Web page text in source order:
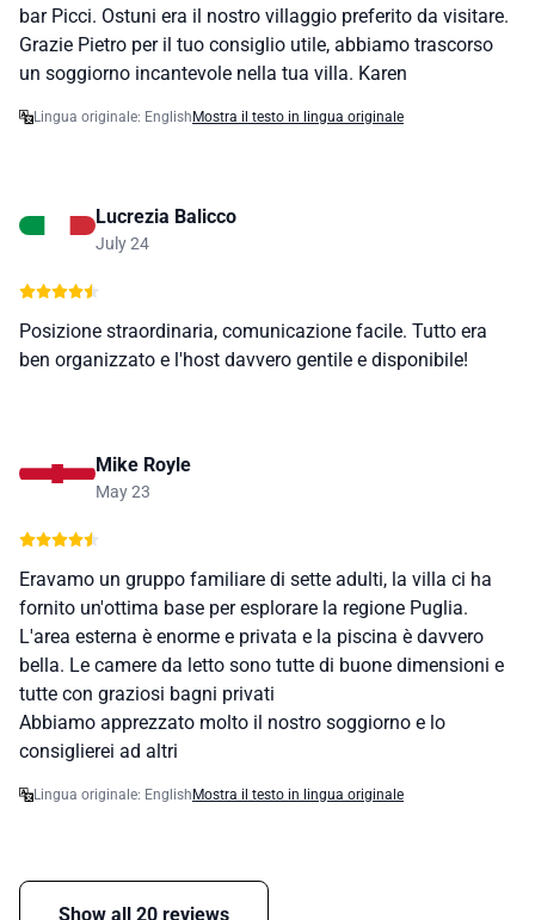
bar Picci. Ostuni era il nostro villaggio preferito da visitare.
Grazie Pietro per il tuo consiglio utile, abbiamo trascorso
un soggiorno incantevole nella tua villa. Karen
Lingua originale: EnglishMostra il testo in lingua originale
Lucrezia Balicco
July 24
Posizione straordinaria, comunicazione facile. Tutto era
ben organizzato e l'host davvero gentile e disponibile!
Mike Royle
May 23
Eravamo un gruppo familiare di sette adulti, la villa ci ha
fornito un'ottima base per esplorare la regione Puglia.
L'area esterna è enorme e privata e la piscina è davvero
bella. Le camere da letto sono tutte di buone dimensioni e
tutte con graziosi bagni privati
Abbiamo apprezzato molto il nostro soggiorno e lo
consiglierei ad altri
Lingua originale: EnglishMostra il testo in lingua originale
Show all 20 reviews